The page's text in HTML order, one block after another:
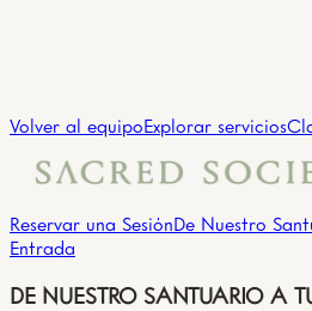
→
Ver todos los practicantes
Volver al equipoExplorar servicios
Reservar una SesiónDe Nuestro
Entrada
DE NUESTRO SANTUARIO A